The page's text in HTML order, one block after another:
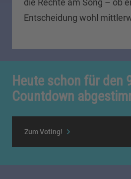
die Rechte am Song – ob
Entscheidung wohl
Heute schon für den
Countdown
Zum Voting!